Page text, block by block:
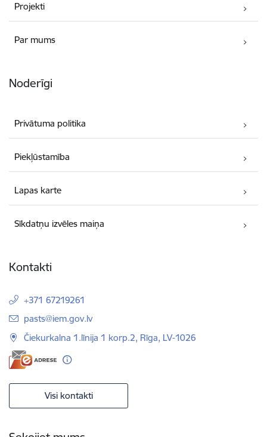
Projekti
Par mums
Noderīgi
Privātuma politika
Piekļūstamība
Lapas karte
Sīkdatņu izvēles maiņa
Kontakti
+371 67219261
E-pasts:
pasts@iem.gov.lv
Čiekurkalna 1.līnija 1 korp.2, Rīga, LV-1026
Visi kontakti